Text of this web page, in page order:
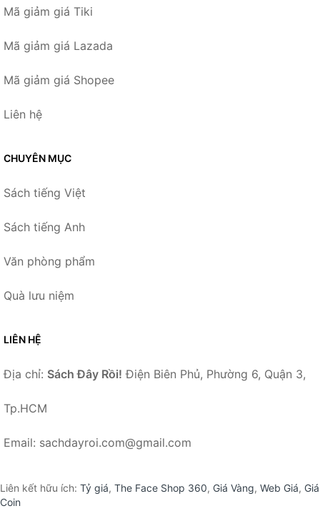
Mã giảm giá Tiki
Mã giảm giá Lazada
Mã giảm giá Shopee
Liên hệ
CHUYÊN MỤC
Sách tiếng Việt
Sách tiếng Anh
Văn phòng phẩm
Quà lưu niệm
LIÊN HỆ
Địa chỉ: Sách Đây Rồi! Điện Biên Phủ, Phường 6, Quận 3,
Tp.HCM
Email: sachdayroi.com@gmail.com
Liên kết hữu ích: Tỷ giá, The Face Shop 360, Giá Vàng, Web Giá, Giá
Coin